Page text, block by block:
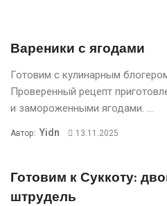
Вареники с ягодами
Готовим с кулинарным
Проверенный рецепт
и замороженными ягодами. ...
Автор: Yidn 13.11.2025
Готовим к Суккоту:
штрудель